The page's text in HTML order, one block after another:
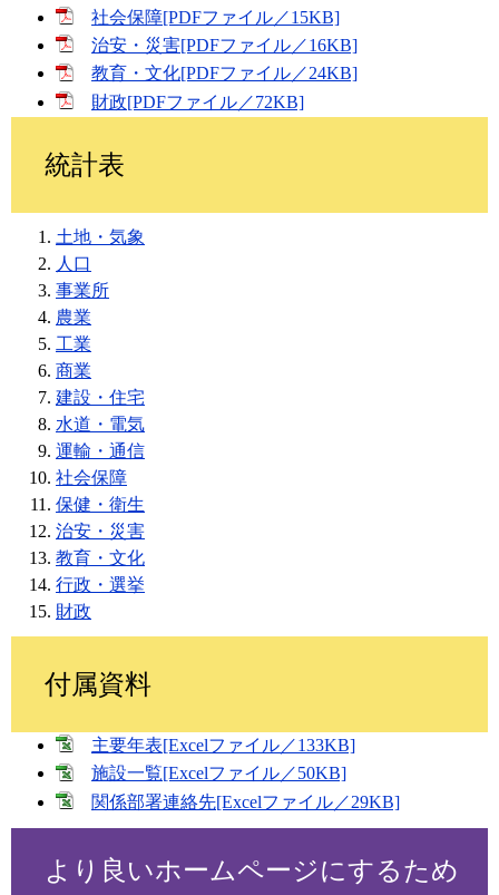
社会保障[PDFファイル／15KB]
治安・災害[PDFファイル／16KB]
教育・文化[PDFファイル／24KB]
財政[PDFファイル／72KB]
統計表
土地・気象
人口
事業所
農業
工業
商業
建設・住宅
水道・電気
運輸・通信
社会保障
保健・衛生
治安・災害
教育・文化
行政・選挙
財政
付属資料
主要年表[Excelファイル／133KB]
施設一覧[Excelファイル／50KB]
関係部署連絡先[Excelファイル／29KB]
より良いホームページにするため